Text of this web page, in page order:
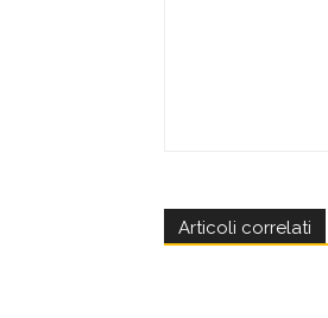
Articoli correlati